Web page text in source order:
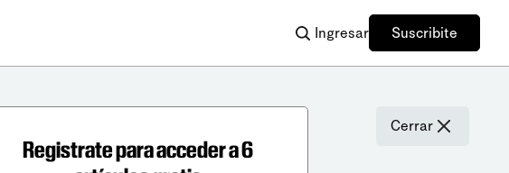
Ingresar Suscribite
Cerrar
Registrate para acceder a 6